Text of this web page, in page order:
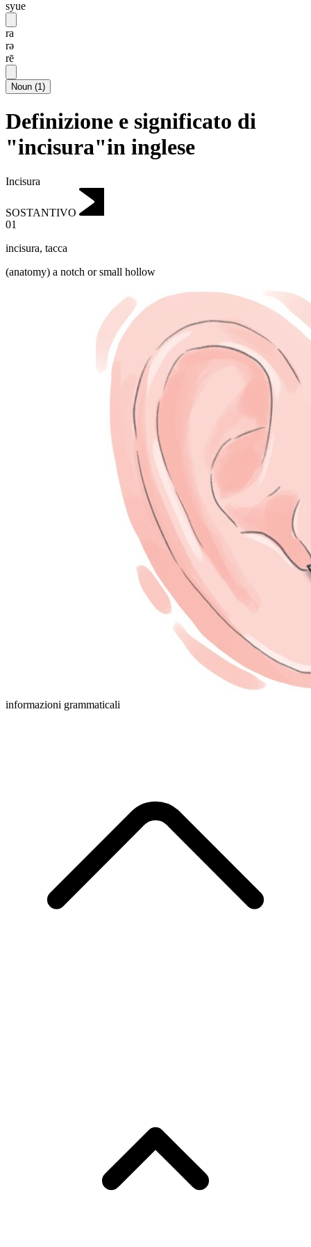
syue
ra
rə
rē
Noun (1)
Definizione e significato di
"incisura"in inglese
Incisura
SOSTANTIVO
01
incisura, tacca
(anatomy) a notch or small hollow
informazioni grammaticali